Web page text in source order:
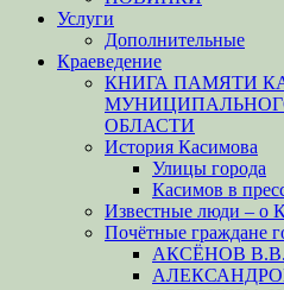
Услуги
Дополнительные
Краеведение
КНИГА ПАМЯТИ
ОБЛАСТИ
История Касимова
Улицы города
Касимов в
Известные люди – о
Почётные граждане
АКСЁНОВ В.В.